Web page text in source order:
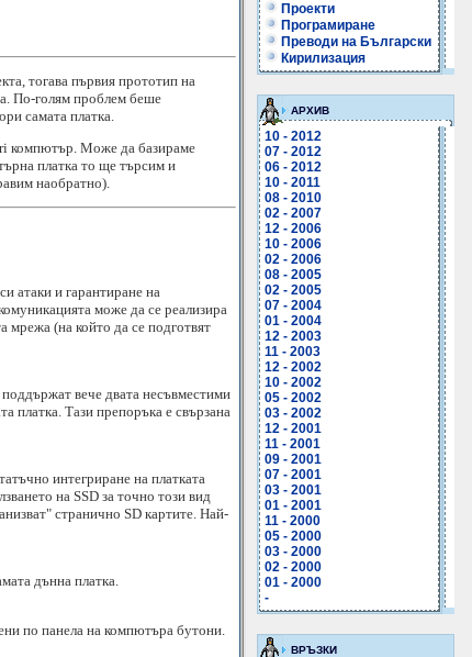
тогава първия прототип на
По-голям проблем беше
самата платка.
компютър. Може да базираме
платка то ще търсим и
наобратно).
атаки и гарантиране на
може да се реализира
мрежа (на който да се подготвят
вече двата несъвместими
платка. Тази препоръка е свързана
интегриране на платката
на SSD за точно този вид
странично SD картите. Най-
дънна платка.
по панела на компютъра бутони.
Проекти
Програмиране
Преводи на Български
Кирилизация
АРХИВ
10 - 2012
07 - 2012
06 - 2012
10 - 2011
08 - 2010
02 - 2007
12 - 2006
10 - 2006
02 - 2006
08 - 2005
02 - 2005
07 - 2004
01 - 2004
12 - 2003
11 - 2003
12 - 2002
10 - 2002
05 - 2002
03 - 2002
12 - 2001
11 - 2001
09 - 2001
07 - 2001
03 - 2001
01 - 2001
11 - 2000
05 - 2000
03 - 2000
02 - 2000
01 - 2000
-
ВРЪЗКИ